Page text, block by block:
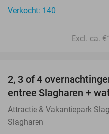
Verkocht: 140
Excl. ca.
2, 3 of 4
entree Slagharen +
Attractie & Vakantiepark
Slagharen